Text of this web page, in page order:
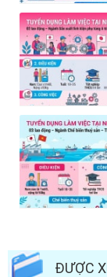
ĐƯỢC